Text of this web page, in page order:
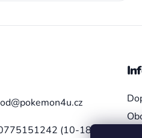
@pokemon4u.cz
(10-18h)